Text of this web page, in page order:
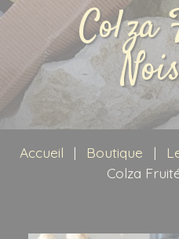
Commander
Agenda
Idées recette
Contact
Recherche
Colza
Accueil | Boutique |
Colza